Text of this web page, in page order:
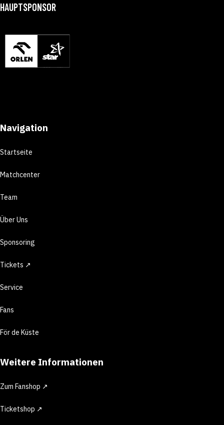
HAUPTSPONSOR
Navigation
Startseite
Matchcenter
Team
Über Uns
Sponsoring
Tickets ↗
Service
Fans
För de Küste
Weitere Informationen
Zum Fanshop ↗
Ticketshop ↗